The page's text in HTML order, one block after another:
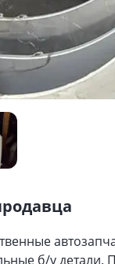
б/у детали.